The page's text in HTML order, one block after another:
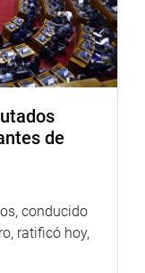
prioridad a una
como a
que la ética y el
sean
comunicación. Es
página web
de
conducido
ratificó hoy,